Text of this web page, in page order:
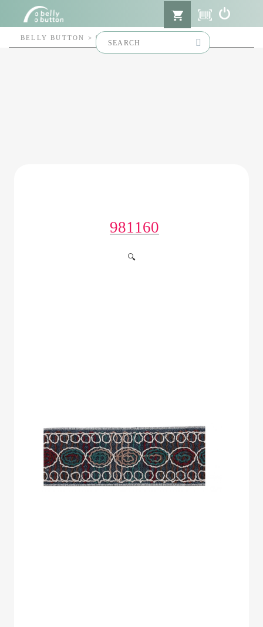
BELLY BUTTON >981160
981160
🔍